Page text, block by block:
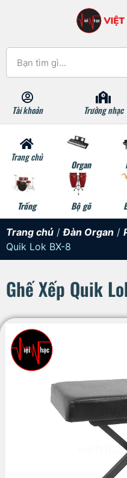
Tài khoản Trường nhạc
Trang chủ
Organ
Trống Bộ gõ
Trang chủ /Đàn Organ /
Quik Lok BX-8
Ghế Xếp Quik